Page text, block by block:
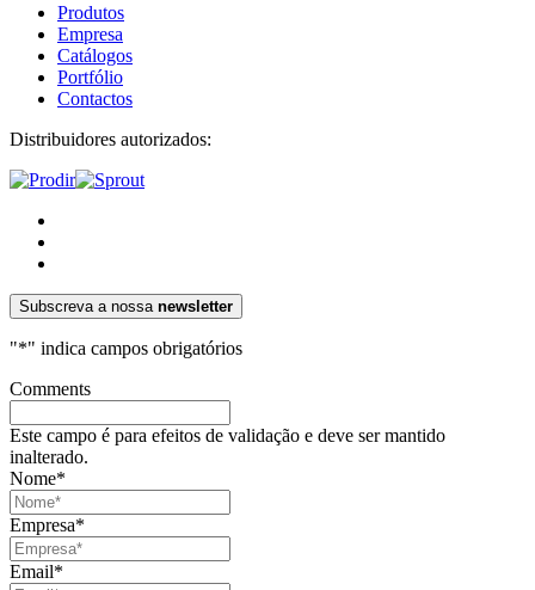
Produtos
Empresa
Catálogos
Portfólio
Contactos
Distribuidores autorizados:
Subscreva a nossa newsletter
"*" indica campos obrigatórios
Comments
Este campo é para efeitos de validação e deve ser mantido
inalterado.
Nome*
Empresa*
Email*